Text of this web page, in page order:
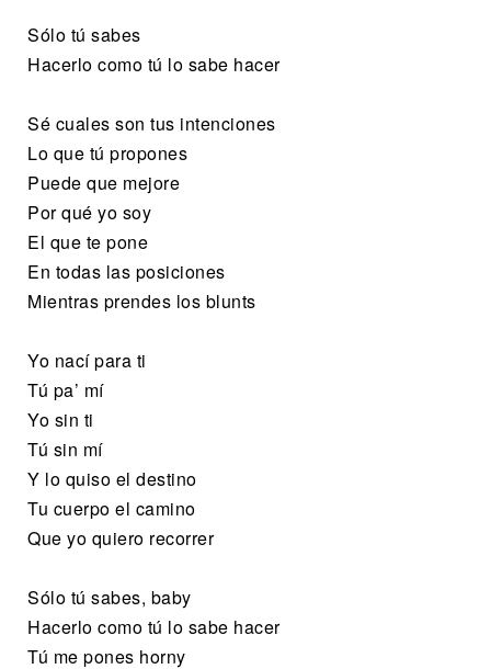
Sólo tú sabes
Hacerlo como tú lo sabe hacer
Sé cuales son tus intenciones
Lo que tú propones
Puede que mejore
Por qué yo soy
El que te pone
En todas las posiciones
Mientras prendes los blunts
Yo nací para ti
Tú pa’ mí
Yo sin ti
Tú sin mí
Y lo quiso el destino
Tu cuerpo el camino
Que yo quiero recorrer
Sólo tú sabes, baby
Hacerlo como tú lo sabe hacer
Tú me pones horny